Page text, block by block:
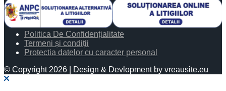
Politica De Confidențialitate
Termeni și condiții
Protectia datelor cu caracter personal
© Copyright 2026 | Design & Devlopment by vreausite.eu